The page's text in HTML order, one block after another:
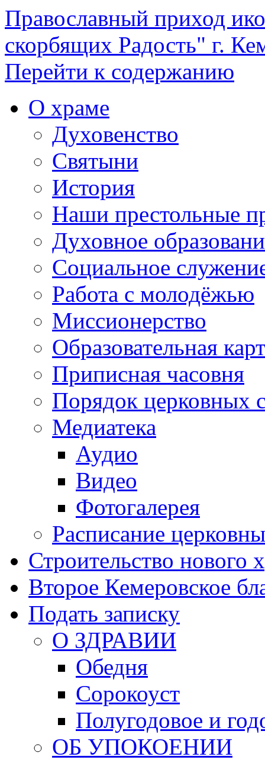
Православный приход
скорбящих Радость" г.
Перейти к содержанию
О храме
Духовенство
Святыни
История
Наши престольные
Духовное
Социальное
Работа с молодёжью
Миссионерство
Образовательная
Приписная часовня
Порядок церковных
Медиатека
Аудио
Видео
Фотогалерея
Расписание
Строительство нового
Второе Кемеровское
Подать записку
О ЗДРАВИИ
Обедня
Сорокоуст
Полугодовое и
ОБ УПОКОЕНИИ